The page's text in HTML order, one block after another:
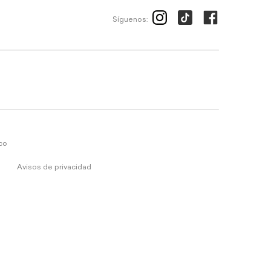
Síguenos:
Avisos de privacidad